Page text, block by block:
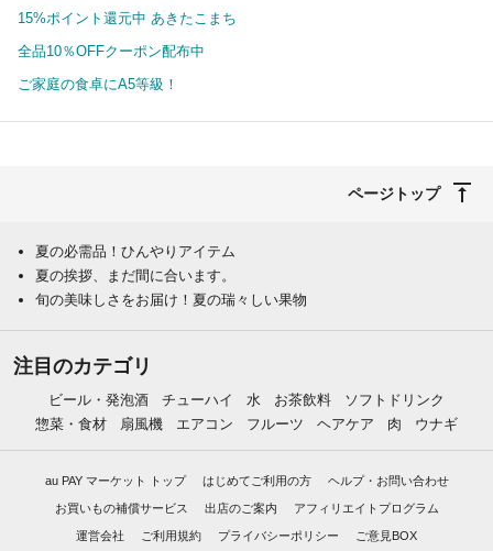
15%ポイント還元中 あきたこまち
全品10％OFFクーポン配布中
ご家庭の食卓にA5等級！
ページトップ
夏の必需品！ひんやりアイテム
夏の挨拶、まだ間に合います。
旬の美味しさをお届け！夏の瑞々しい果物
注目のカテゴリ
ビール・発泡酒 チューハイ 水 お茶飲料
ソフトドリンク
惣菜・食材
扇風機 エアコン フルーツ ヘアケア 肉 ウナギ
au PAY マーケット トップ はじめてご利用の方 ヘルプ・お問い合わせ
お買いもの補償サービス 出店のご案内 アフィリエイトプログラム
運営会社 ご利用規約 プライバシーポリシー ご意見BOX